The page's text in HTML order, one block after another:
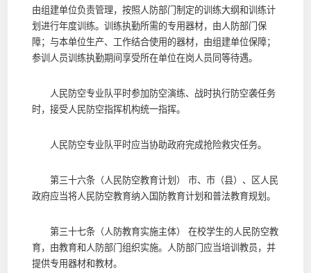
由组建单位负责管理，按照人防部门制定的训练大纲和训练计
划进行年度训练。训练执勤所需的专用器材，由人防部门保
障；与本单位生产、工作结合使用的器材，由组建单位保障；
参训人员训练执勤期间享受所在单位在岗人员同等待遇。
人民防空专业队平时参加防空演练、战时执行防空袭任务
时，接受人民防空指挥机构统一指挥。
人民防空专业队平时应当协助政府完成抢险救灾任务。
第三十六条（人民防空教育计划） 市、市（县）、区人民
政府应当将人民防空教育纳入国防教育计划和普法教育规划。
第三十七条（人防教育实施主体） 在校学生的人民防空教
育，由教育和人防部门组织实施。人防部门应当培训教员，并
提供专用器材和教材。